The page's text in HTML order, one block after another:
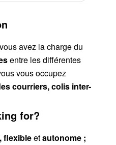
vous avez la charge du
entre les différentes
vous occupez
courriers, colis inter-
for?
flexibleetautonome ;